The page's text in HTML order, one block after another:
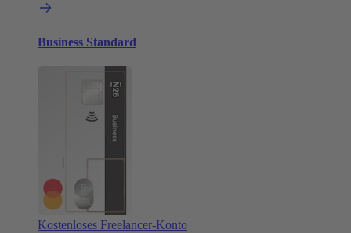
Business Standard
Kostenloses Freelancer-Konto